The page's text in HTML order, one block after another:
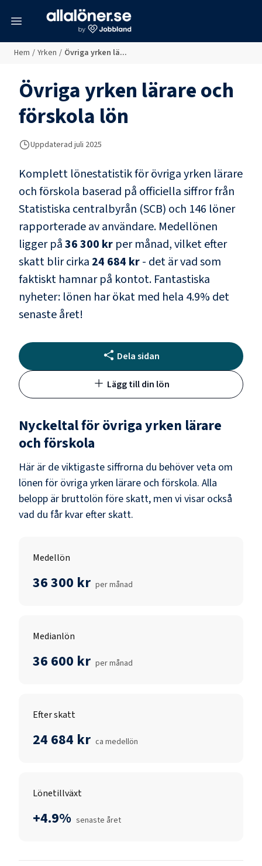
Hem / Yrken / Övriga yrken lä...
Övriga yrken lärare och
förskola lön
Uppdaterad juli 2025
Komplett lönestatistik förövriga yrken lärare
och förskola baserad på officiella siffror från
Statistiska centralbyrån (SCB) och 146 löner
rapporterade av användare. Medellönen
ligger på36 300 kr per månad, vilket efter
skatt blir cirka 24 684 kr- det är vad som
faktiskt hamnar på kontot. Fantastiska
nyheter: lönen har ökat med hela 4.9% det
senaste året!
Dela sidan
Lägg till din lön
Nyckeltal förövriga yrken lärare
och förskola
Här är de viktigaste siffrorna du behöver veta om
lönen för övriga yrken lärare och förskola. Alla
belopp är bruttolön före skatt, men vi visar också
vad du får kvar efter skatt.
Medellön
36 300 kr per månad
Medianlön
36 600 kr per månad
Efter skatt
24 684 kr ca medellön
Lönetillväxt
+4.9% senaste året